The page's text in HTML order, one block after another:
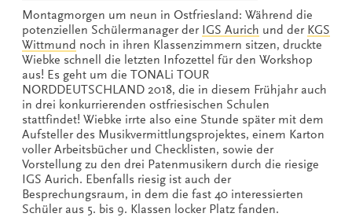
Montagmorgen um neun in Ostfriesland: Während die
potenziellen Schülermanager der IGS Aurich und der KGS
Wittmund noch in ihren Klassenzimmern sitzen, druckte
Wiebke schnell die letzten Infozettel für den Workshop
aus! Es geht um die TONALi TOUR
NORDDEUTSCHLAND 2018, die in diesem Frühjahr auch
in drei konkurrierenden ostfriesischen Schulen
stattfindet! Wiebke irrte also eine Stunde später mit dem
Aufsteller des Musikvermittlungsprojektes, einem Karton
voller Arbeitsbücher und Checklisten, sowie der
Vorstellung zu den drei Patenmusikern durch die riesige
IGS Aurich. Ebenfalls riesig ist auch der
Besprechungsraum, in dem die fast 40 interessierten
Schüler aus 5. bis 9. Klassen locker Platz fanden.